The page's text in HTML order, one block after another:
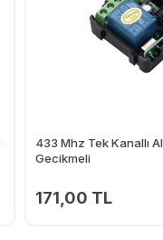
433 Mhz Tek Kanallı
Gecikmeli
171,00 TL